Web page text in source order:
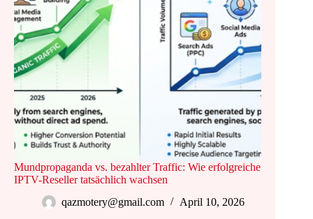
Mundpropaganda vs. bezahlter Traffic: Wie erfolgreiche
IPTV-Reseller tatsächlich wachsen
qazmotery@gmail.com
April 10, 2026